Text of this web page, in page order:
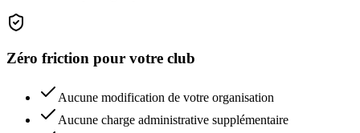
Zéro friction pour votre club
Aucune modification de votre organisation
Aucune charge administrative supplémentaire